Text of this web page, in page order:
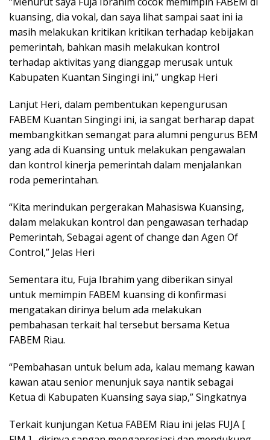
kuansing, dia vokal, dan saya lihat sampai saat ini ia
masih melakukan kritikan kritikan terhadap kebijakan
pemerintah, bahkan masih melakukan kontrol
terhadap aktivitas yang dianggap merusak untuk
Kabupaten Kuantan Singingi ini,” ungkap Heri
Lanjut Heri, dalam pembentukan kepengurusan
FABEM Kuantan Singingi ini, ia sangat berharap dapat
membangkitkan semangat para alumni pengurus BEM
yang ada di Kuansing untuk melakukan pengawalan
dan kontrol kinerja pemerintah dalam menjalankan
roda pemerintahan.
“Kita merindukan pergerakan Mahasiswa Kuansing,
dalam melakukan kontrol dan pengawasan terhadap
Pemerintah, Sebagai agent of change dan Agen Of
Control,” Jelas Heri
Sementara itu, Fuja Ibrahim yang diberikan sinyal
untuk memimpin FABEM kuansing di konfirmasi
mengatakan dirinya belum ada melakukan
pembahasan terkait hal tersebut bersama Ketua
FABEM Riau.
“Pembahasan untuk belum ada, kalau memang kawan
kawan atau senior menunjuk saya nantik sebagai
Ketua di Kabupaten Kuansing saya siap,” Singkatnya
Terkait kunjungan Ketua FABEM Riau ini jelas FUJA [